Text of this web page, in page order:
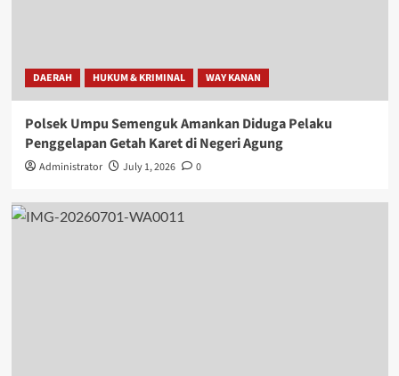
DAERAH HUKUM & KRIMINAL WAY KANAN
Polsek Umpu Semenguk Amankan Diduga Pelaku
Penggelapan Getah Karet di Negeri Agung
Administrator July 1, 2026 0